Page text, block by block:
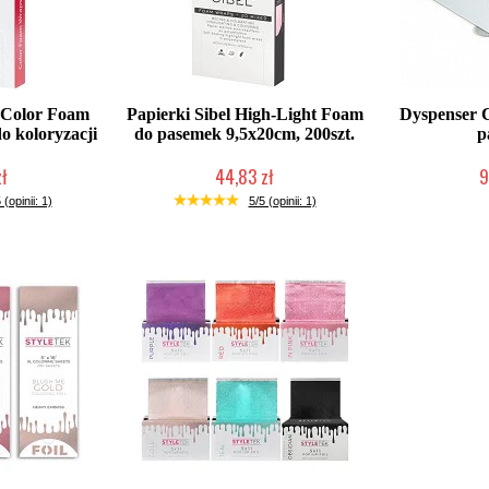
Foam
koloryzacji
w 24h)
(opinii: 1)
Papierki Sibel High-Light Foam
do pasemek 9,5x20cm, 200szt.
44,83 zł
Mała ilość (wysyłka w 24h)
5/5 (opinii: 1)
Dyspenser